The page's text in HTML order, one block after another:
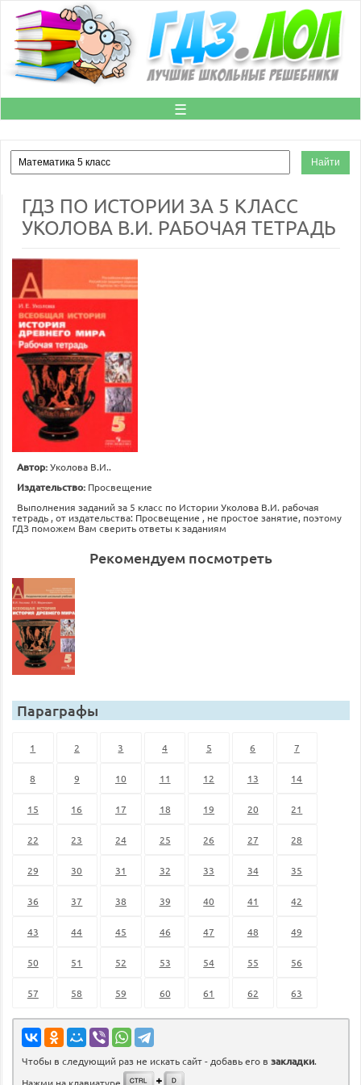
☰
ГДЗ ПО ИСТОРИИ ЗА 5 КЛАСС
УКОЛОВА В.И. РАБОЧАЯ ТЕТРАДЬ
Автор:Уколова В.И..
Издательство: Просвещение
Выполнения заданий за 5 класс по Истории Уколова В.И. рабочая
тетрадь , от издательства: Просвещение , не простое занятие, поэтому
ГДЗ поможем Вам сверить ответы к заданиям
Рекомендуем посмотреть
Параграфы
1 2 3 4 5 6 7
8 9 10 11 12 13 14
15 16 17 18 19 20 21
22 23 24 25 26 27 28
29 30 31 32 33 34 35
36 37 38 39 40 41 42
43 44 45 46 47 48 49
50 51 52 53 54 55 56
57 58 59 60 61 62 63
Чтобы в следующий раз не искать сайт - добавь его в закладки.